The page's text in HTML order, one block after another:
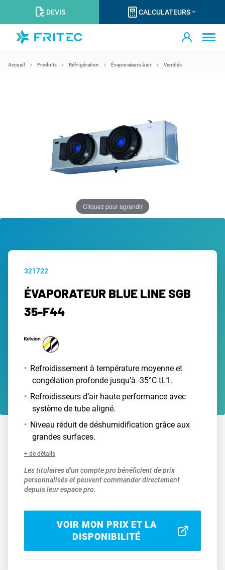
DEVIS CALCULATEURS
Accueil Produits Réfrigération Évaporateurs à air Ventilés
Cliquez pour agrandir
321722
ÉVAPORATEUR BLUE LINE SGB
35-F44
Refroidissement à température moyenne et
congélation profonde jusqu’à -35°C tL1.
Refroidisseurs d’air haute performance avec
système de tube aligné.
Niveau réduit de déshumidification grâce aux
grandes surfaces.
+ de détails
Les titulaires d'un compte pro bénéficient de prix
personnalisés et peuvent commander directement
depuis leur espace pro.
VOIR MON PRIX ET LA
DISPONIBILITÉ